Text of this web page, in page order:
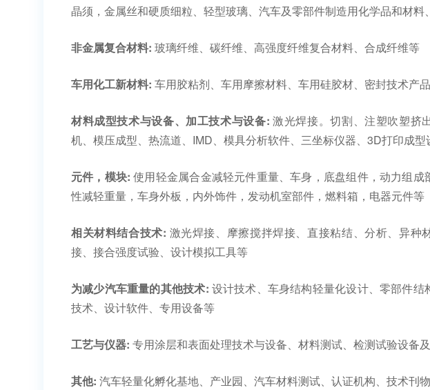
晶须，金属丝和硬质细粒、轻型玻璃、汽车及零部件制造用化学品和材
非金属复合材料: 玻璃纤维、碳纤维、高强度纤维复合材料、合成纤维等
车用化工新材料: 车用胶粘剂、车用摩擦材料、车用硅胶材、密封技术产
材料成型技术与设备、加工技术与设备: 激光焊接。切割、注塑吹塑挤
机、模压成型、热流道、IMD、模具分析软件、三坐标仪器、3D打印成型
元件，模块: 使用轻金属合金减轻元件重量、车身，底盘组件，动力组
性减轻重量，车身外板，内外饰件，发动机室部件，燃料箱，电器元件等
相关材料结合技术: 激光焊接、摩擦搅拌焊接、直接粘结、分析、异种
接、接合强度试验、设计模拟工具等
为减少汽车重量的其他技术: 设计技术、车身结构轻量化设计、零部件
技术、设计软件、专用设备等
工艺与仪器: 专用涂层和表面处理技术与设备、材料测试、检测试验设备
其他: 汽车轻量化孵化基地、产业园、汽车材料测试、认证机构、技术刊